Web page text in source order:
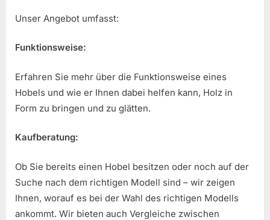
Unser Angebot umfasst:
Funktionsweise:
Erfahren Sie mehr über die Funktionsweise eines
Hobels und wie er Ihnen dabei helfen kann, Holz in
Form zu bringen und zu glätten.
Kaufberatung:
Ob Sie bereits einen Hobel besitzen oder noch auf der
Suche nach dem richtigen Modell sind – wir zeigen
Ihnen, worauf es bei der Wahl des richtigen Modells
ankommt. Wir bieten auch Vergleiche zwischen